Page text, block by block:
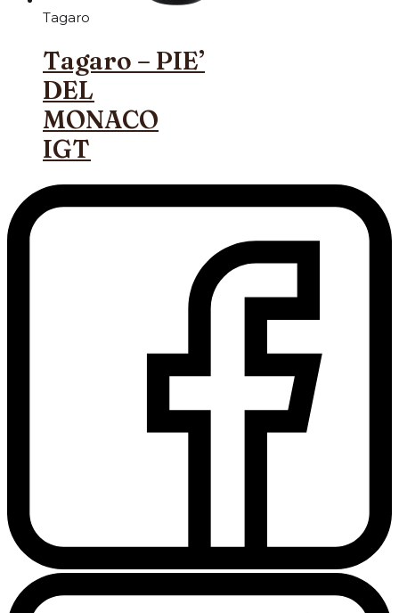
Tagaro
Tagaro – PIE’
DEL
MONACO
IGT